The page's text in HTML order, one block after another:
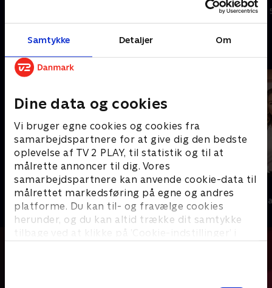
Samtykke Detaljer Om
Dine data og cookies
Vi bruger egne cookies og cookies fra
samarbejdspartnere for at give dig den bedste
oplevelse af TV 2 PLAY, til statistik og til at
målrette annoncer til dig. Vores
samarbejdspartnere kan anvende cookie-data til
målrettet markedsføring på egne og andres
platforme. Du kan til- og fravælge cookies
herunder, og du kan altid trække dit samtykke
tilbage ved at klikke på ’Cookie-indstillinger’ i
I går • 22 min
Andre så også
19 News
Nyheder
News & Co.
Nyheder &